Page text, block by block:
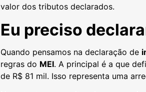
valor dos tributos declarados.
Eu preciso
Quando pensamos na declaração de
regras do MEI. A principal é a que
de R$ 81 mil. Isso representa uma